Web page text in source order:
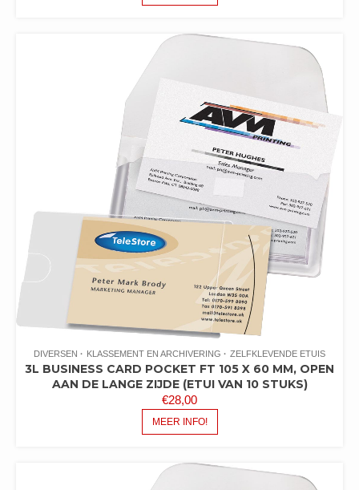
DIVERSEN KLASSEMENT EN ARCHIVERING ZELFKLEVENDE ETUIS
3L BUSINESS CARD POCKET FT 105 X 60 MM, OPEN
AAN DE LANGE ZIJDE (ETUI VAN 10 STUKS)
€28,00
MEER INFO!